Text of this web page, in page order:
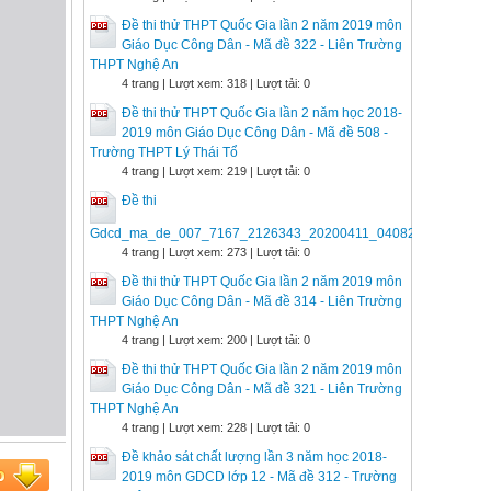
Đề thi thử THPT Quốc Gia lần 2 năm 2019 môn
Giáo Dục Công Dân - Mã đề 322 - Liên Trường
THPT Nghệ An
4 trang | Lượt xem: 318 | Lượt tải: 0
Đề thi thử THPT Quốc Gia lần 2 năm học 2018-
2019 môn Giáo Dục Công Dân - Mã đề 508 -
Trường THPT Lý Thái Tổ
4 trang | Lượt xem: 219 | Lượt tải: 0
Đề thi
Gdcd_ma_de_007_7167_2126343_20200411_040827
4 trang | Lượt xem: 273 | Lượt tải: 0
Đề thi thử THPT Quốc Gia lần 2 năm 2019 môn
Giáo Dục Công Dân - Mã đề 314 - Liên Trường
THPT Nghệ An
4 trang | Lượt xem: 200 | Lượt tải: 0
Đề thi thử THPT Quốc Gia lần 2 năm 2019 môn
Giáo Dục Công Dân - Mã đề 321 - Liên Trường
THPT Nghệ An
4 trang | Lượt xem: 228 | Lượt tải: 0
Đề khảo sát chất lượng lần 3 năm học 2018-
2019 môn GDCD lớp 12 - Mã đề 312 - Trường